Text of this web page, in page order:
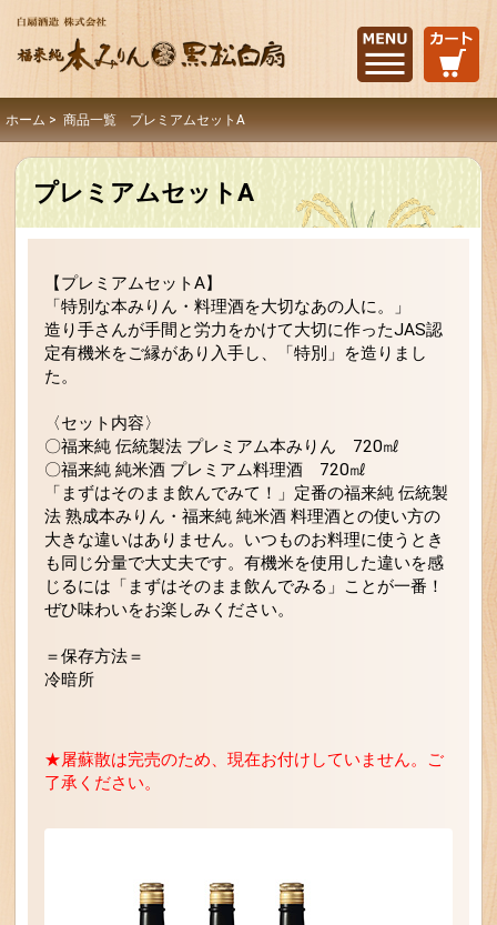
ホーム > 商品一覧 プレミアムセットA
プレミアムセットA
【プレミアムセットA】
「特別な本みりん・料理酒を大切なあの人に。」
造り手さんが手間と労力をかけて大切に作ったJAS認
定有機米をご縁があり入手し、「特別」を造りまし
た。
〈セット内容〉
〇福来純 伝統製法 プレミアム本みりん 720㎖
〇福来純 純米酒 プレミアム料理酒 720㎖
「まずはそのまま飲んでみて！」定番の福来純 伝統製
法 熟成本みりん・福来純 純米酒 料理酒との使い方の
大きな違いはありません。いつものお料理に使うとき
も同じ分量で大丈夫です。有機米を使用した違いを感
じるには「まずはそのまま飲んでみる」ことが一番！
ぜひ味わいをお楽しみください。
＝保存方法＝
冷暗所
★屠蘇散は完売のため、現在お付けしていません。ご
了承ください。